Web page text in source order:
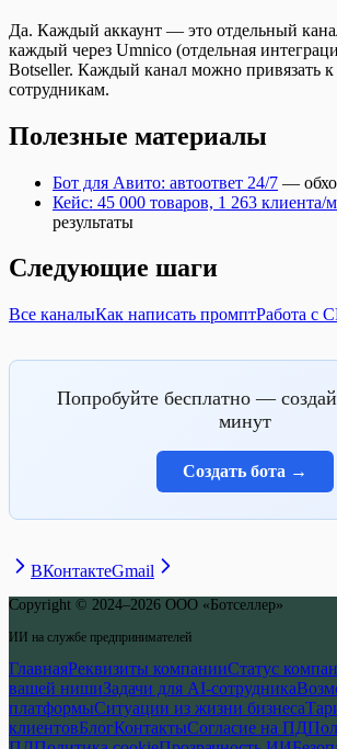
Да. Каждый аккаунт — это отдельный
каждый через Umnico (отдельная
Botseller. Каждый канал можно привязать
сотрудникам.
Полезные материалы
Бот для Авито: автоответ 24/7 —
Кейс: 45 000 товаров, 1 263 клиента/
результаты
Следующие шаги
Все каналыКак написать промптРабота с
Попробуйте бесплатно —
минут
Создать бота →
ВКонтактеGmail
Copyright © 2024–2026 ООО «Ботселлер»
ИИ на службе предпринимателей
ГлавнаяРеквизиты компанииСтатус
вашей нишиЗадачи для AI-сотрудника
платформыСитуации из жизни бизнеса
клиентовБлогКонтактыСогласие на ПД